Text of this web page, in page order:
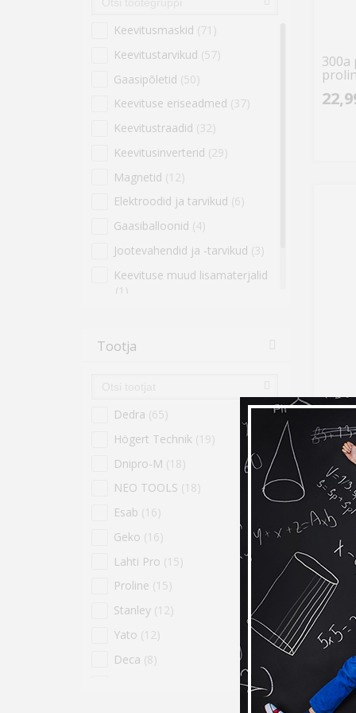
Keevitusmaskid (71)
Keevitustarvikud (57)
Gaasipõletid (50)
Keevituse eriseadmed (37)
Keevitustraadid (32)
Keevitusinverterid (29)
Magnetid (12)
Elektroodid ja tarvikud (6)
Gaasiballoonid (4)
Jootevahendid ja -tarvikud (3)
Keevituse muud lisamaterjalid
(1)
Tootja
Dedra (65)
Högert Technik (19)
Dnipro-M (18)
NEO TOOLS (18)
Esab (16)
Geko (16)
Lahti Pro (15)
Proline (15)
Stanley (12)
Yato (12)
Deca (8)
300a
53-
60w